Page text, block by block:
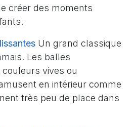
créer des moments
Un grand classique
Les balles
vives ou
en intérieur comme
très peu de place dans